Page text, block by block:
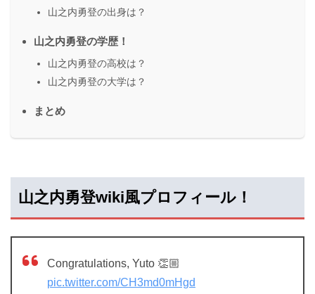
山之内勇登の出身は？
山之内勇登の学歴！
山之内勇登の高校は？
山之内勇登の大学は？
まとめ
山之内勇登wiki風プロフィール！
Congratulations, Yuto 👏🏼
pic.twitter.com/CH3md0mHgd